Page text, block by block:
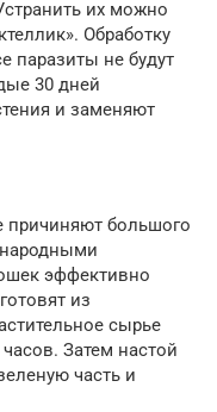
их можно
Обработку
паразиты не будут
30 дней
и заменяют
причиняют большого
эффективно
из
сырье
Затем настой
часть и